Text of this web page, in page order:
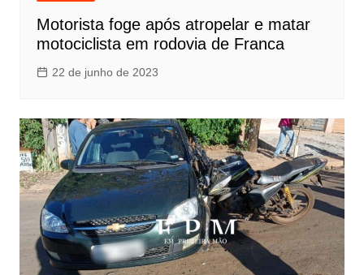
Motorista foge após atropelar e matar
motociclista em rodovia de Franca
22 de junho de 2023